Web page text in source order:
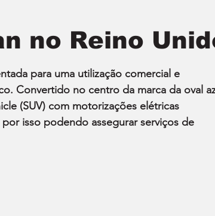
no Reino
para uma utilização comercial e
Convertido no centro da marca da oval
(SUV) com motorizações elétricas
isso podendo assegurar serviços de